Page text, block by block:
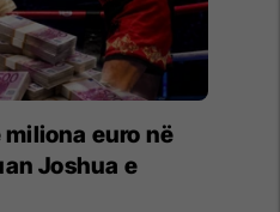
euro në
Joshua e